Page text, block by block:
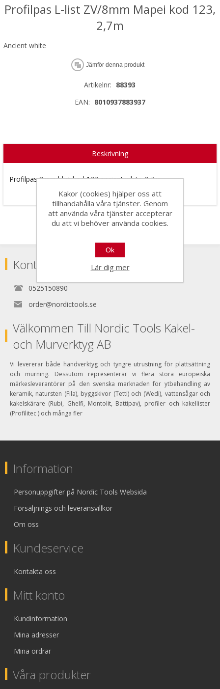
Profilpas L-list ZV/8mm Mapei kod 123,
2,7m
Ancient white
Jämför denna produkt
Artikelnr: 88393
EAN: 8010937883937
Beskrivning
Profilpas 8mm l-list kod 123 ancient white 2,7m
Kontakta
0525150890
order@nordictools.se
Välkommen Till Nordic Tools Kakel-
och Murverktyg AB
Vi levererar både handverktyg och tyngre utrustning för plattsättning
och murning. Dessutom representerar vi flera stora europeiska
märkesleverantörer på den svenska marknaden för ytbehandling av
keramik, natursten (Fila), byggskivor (Tetti) och (Wedi), vattensågar och
kakelskärare (Rubi, Ghelfi, Montolit, Battipav), profiler och kakellister
(Profilitec ) och många fler
Information
Personuppgifter på Nordic Tools Websida
Försäljnings och leveransvillkor
Om oss
Kundeservice
Kontakta oss
Mitt konto
Kundinformation
Mina adresser
Mina ordrar
Våra produkter
Kakor (cookies) hjälper oss att
tillhandahålla våra tjänster. Genom
att använda våra tjänster accepterar
du att vi behöver använda cookies.
Ok
Lär dig mer